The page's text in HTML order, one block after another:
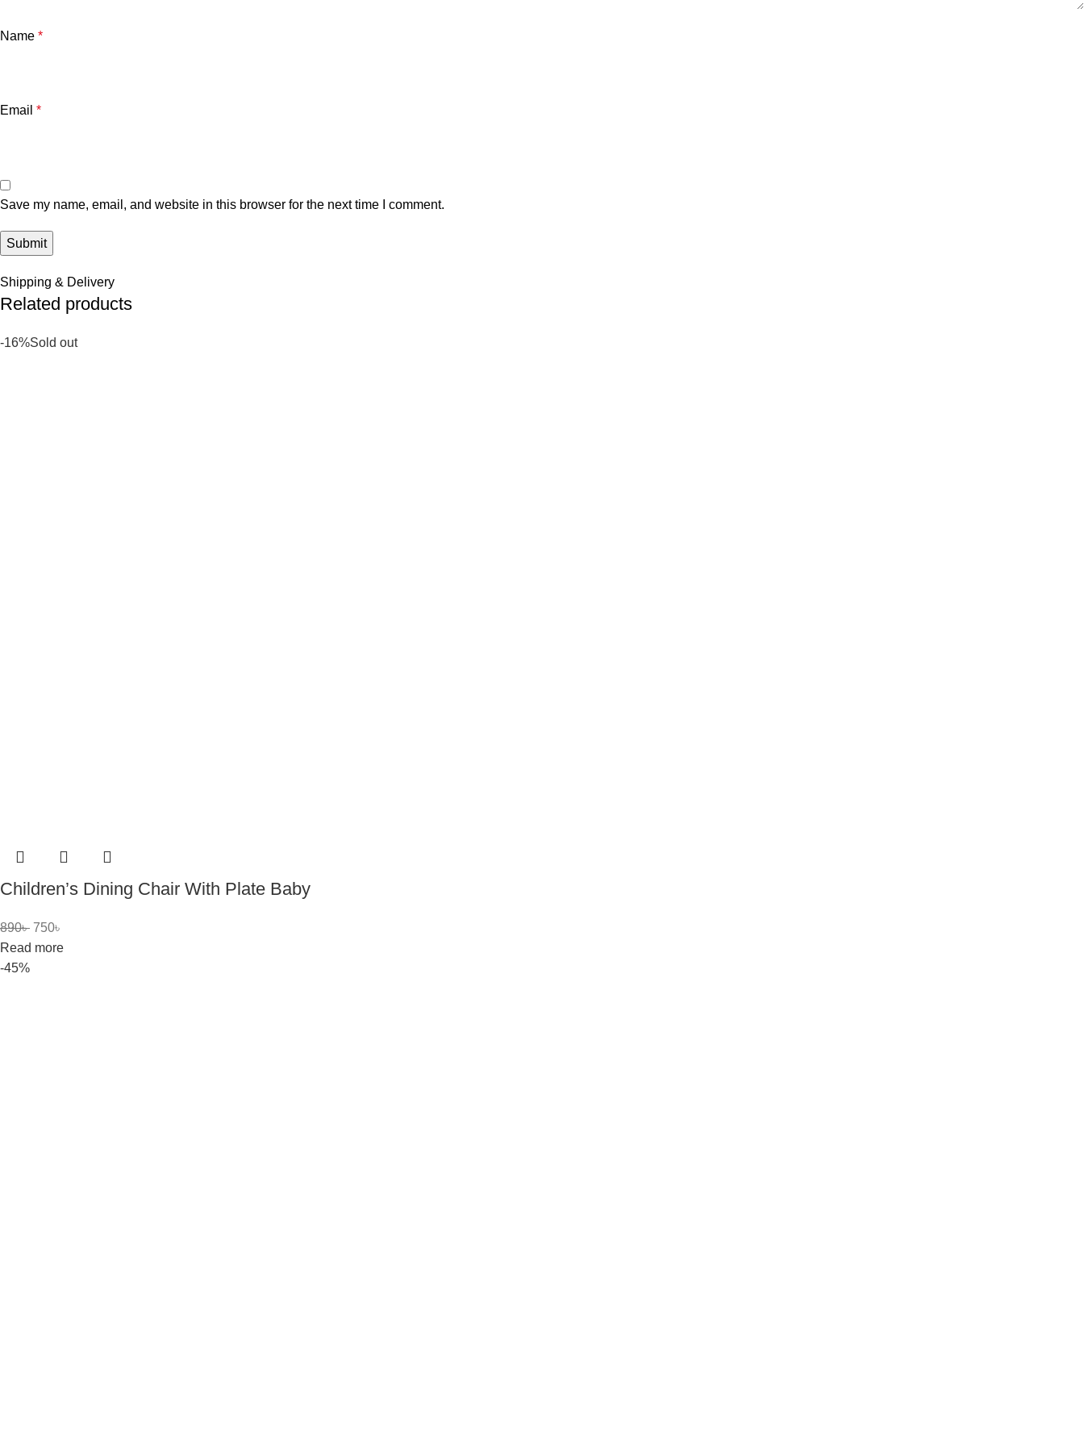
Name *
Email *
Save my name, email, and website in this browser for the next time I comment.
Shipping & Delivery
Related products
-16%Sold out
Children’s Dining Chair With Plate Baby
890৳ 750৳
Read more
-45%